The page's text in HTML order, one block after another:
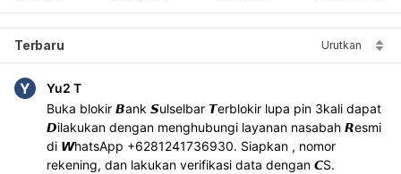
Terbaru Urutkan
Y
Yu2 T
Buka blokir 𝘽ank 𝙎ulselbar 𝙏erblokir lupa pin 3kali dapat
𝘿ilakukan dengan menghubungi layanan nasabah 𝙍esmi
di 𝙒hatsApp +6281241736930. Siapkan , nomor
rekening, dan lakukan verifikasi data dengan 𝘾S.